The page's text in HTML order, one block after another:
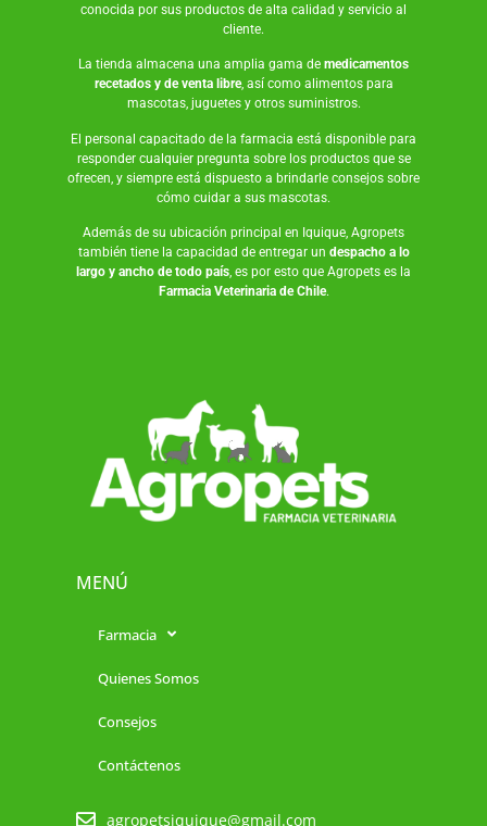
conocida por sus productos de alta calidad y servicio al
cliente.
La tienda almacena una amplia gama de medicamentos
recetados y de venta libre, así como alimentos para
mascotas, juguetesy otros suministros.
El personal capacitado de la farmacia está disponible para
responder cualquier pregunta sobre los productos que se
ofrecen, y siempre está dispuesto a brindarle consejos sobre
cómo cuidar a sus mascotas.
Además de su ubicación principal en Iquique, Agropets
también tiene la capacidad de entregar un despacho a lo
largo y ancho de todo país, es por esto que Agropets es la
Farmacia Veterinaria de Chile.
MENÚ
Farmacia
Quienes Somos
Consejos
Contáctenos
agropetsiquique@gmail.com